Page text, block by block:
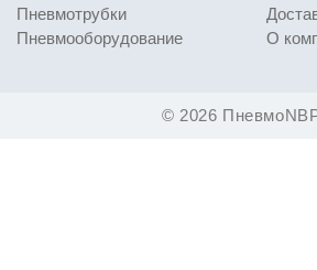
© 2026
Пневмотрубки
Пневмооборудование
О